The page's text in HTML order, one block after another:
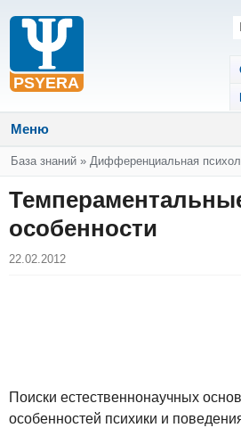
Меню
Вы здесь
База знаний » Дифференциальная
особенности
22.02.2012
Поиски естественнонаучных
особенностей психики и